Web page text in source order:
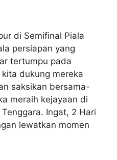
di Semifinal Piala
persiapan yang
tertumpu pada
dukung mereka
saksikan bersama-
meraih kejayaan di
Ingat, 2 Hari
lewatkan momen